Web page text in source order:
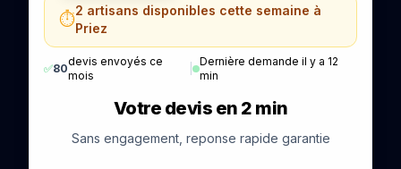
⏱️2 artisans disponibles cette semaine à
Priez
✅80
devis envoyés ce
mois
|
Dernière demande il y a 12
min
Votre devis en 2 min
Sans engagement, reponse rapide garantie